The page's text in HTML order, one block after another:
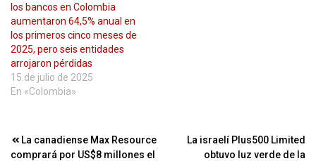
los bancos en Colombia
aumentaron 64,5% anual en
los primeros cinco meses de
2025, pero seis entidades
arrojaron pérdidas
15 de julio de 2025
En «Colombia»
Navegación
La canadiense Max Resource
comprará por US$8 millones el
La israelí Plus500 Limited
obtuvo luz verde de la